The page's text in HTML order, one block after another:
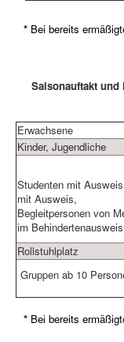
* Bei bereits
Saisonauftakt und
Erwachsene
Kinder, Jugendliche
Studenten mit
mit Ausweis,
Begleitpersonen von
im
Rollstuhlplatz
Gruppen ab 10
* Bei bereits